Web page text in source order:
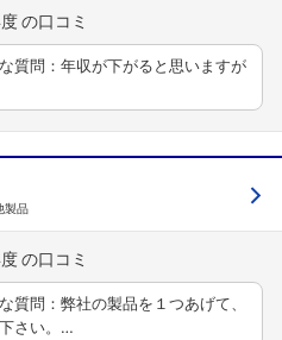
質問：年収が下がると思いますが
製品
質問：弊社の製品を１つあげて、
さい。…